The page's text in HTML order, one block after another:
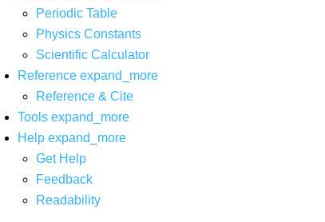
Periodic Table
Physics Constants
Scientific Calculator
Reference expand_more
Reference & Cite
Tools expand_more
Help expand_more
Get Help
Feedback
Readability